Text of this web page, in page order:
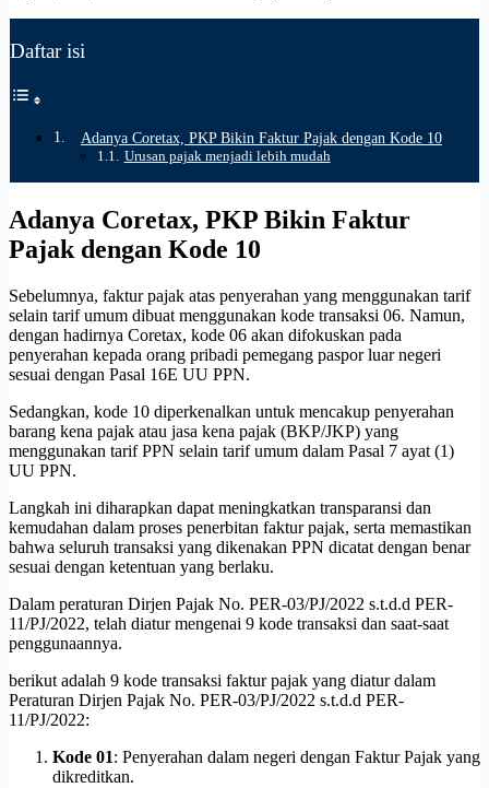
Daftar isi
Adanya Coretax, PKP Bikin Faktur Pajak dengan Kode 10
Urusan pajak menjadi lebih mudah
Adanya Coretax, PKP Bikin Faktur
Pajak dengan Kode 10
Sebelumnya, faktur pajak atas penyerahan yang menggunakan tarif
selain tarif umum dibuat menggunakan kode transaksi 06. Namun,
dengan hadirnya Coretax, kode 06 akan difokuskan pada
penyerahan kepada orang pribadi pemegang paspor luar negeri
sesuai dengan Pasal 16E UU PPN.
Sedangkan, kode 10 diperkenalkan untuk mencakup penyerahan
barang kena pajak atau jasa kena pajak (BKP/JKP) yang
menggunakan tarif PPN selain tarif umum dalam Pasal 7 ayat (1)
UU PPN.
Langkah ini diharapkan dapat meningkatkan transparansi dan
kemudahan dalam proses penerbitan faktur pajak, serta memastikan
bahwa seluruh transaksi yang dikenakan PPN dicatat dengan benar
sesuai dengan ketentuan yang berlaku.
Dalam peraturan Dirjen Pajak No. PER-03/PJ/2022 s.t.d.d PER-
11/PJ/2022, telah diatur mengenai 9 kode transaksi dan saat-saat
penggunaannya.
berikut adalah 9 kode transaksi faktur pajak yang diatur dalam
Peraturan Dirjen Pajak No. PER-03/PJ/2022 s.t.d.d PER-
11/PJ/2022:
Kode 01: Penyerahan dalam negeri dengan Faktur Pajak yang
dikreditkan.